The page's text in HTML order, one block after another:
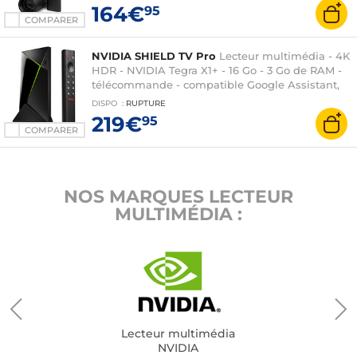
COMPARER 164€95
COMPARER
NVIDIA SHIELD TV Pro Lecteur multimédia - 4K
HDR - NVIDIA Tegra X1+ - 16 Go - 3 Go de RAM -
télécommande - compatible Google Assistant,
Alexa et Amazon Echo
DISPO : RUPTURE
219€95
NOS MARQUES LECTEUR
MULTIMÉDIA :
Lecteur multimédia
NVIDIA